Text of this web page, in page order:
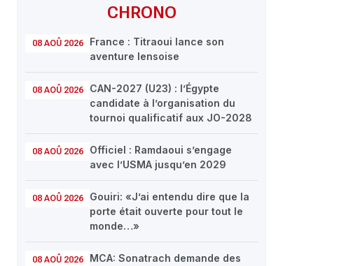
CHRONO
08 AOÛ 2026
France : Titraoui lance son
aventure lensoise
08 AOÛ 2026
CAN-2027 (U23) : l’Égypte
candidate à l’organisation du
tournoi qualificatif aux JO-2028
08 AOÛ 2026
Officiel : Ramdaoui s’engage
avec l’USMA jusqu’en 2029
08 AOÛ 2026
Gouiri: «J’ai entendu dire que la
porte était ouverte pour tout le
monde…»
08 AOÛ 2026
MCA: Sonatrach demande des